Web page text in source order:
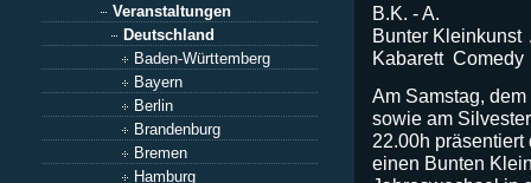
Veranstaltungen
Deutschland
Baden-Württemberg
Bayern
Berlin
Brandenburg
Bremen
Hamburg
B.K. - A.
Bunter Kleinkunst
Kabarett  Comedy
Am Samstag,
sowie am
22.00h präsentiert
einen Bunten